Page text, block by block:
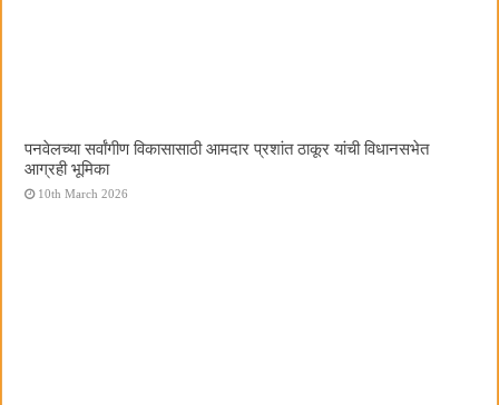
पनवेलच्या सर्वांगीण विकासासाठी आमदार प्रशांत ठाकूर यांची विधानसभेत
आग्रही भूमिका
10th March 2026